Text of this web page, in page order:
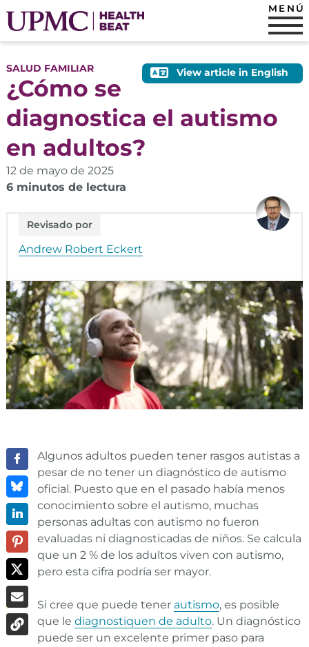
MENÚ
View article in English
SALUD FAMILIAR
¿Cómo se
diagnostica el autismo
en adultos?
12 de mayo de 2025
6 minutos de lectura
Revisado por
Andrew Robert Eckert
Algunos adultos pueden tener rasgos autistas a
pesar de no tener un diagnóstico de autismo
oficial. Puesto que en el pasado había menos
conocimiento sobre el autismo, muchas
personas adultas con autismo no fueron
evaluadas ni diagnosticadas de niños. Se calcula
que un 2 % de los adultos viven con autismo,
pero esta cifra podría ser mayor.
Si cree que puede tener autismo, es posible
que le diagnostiquen de adulto. Un diagnóstico
puede ser un excelente primer paso para